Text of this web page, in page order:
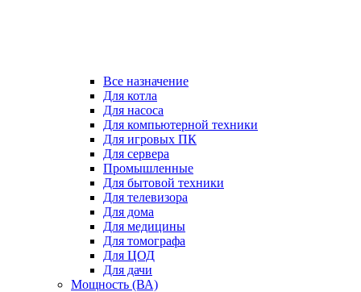
Все назначение
Для котла
Для насоса
Для компьютерной техники
Для игровых ПК
Для сервера
Промышленные
Для бытовой техники
Для телевизора
Для дома
Для медицины
Для томографа
Для ЦОД
Для дачи
Мощность (ВА)